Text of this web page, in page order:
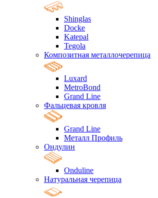
Shinglas
Docke
Katepal
Tegola
Композитная металлочерепица
Luxard
MetroBond
Grand Line
Фальцевая кровля
Grand Line
Металл Профиль
Ондулин
Onduline
Натуральная черепица